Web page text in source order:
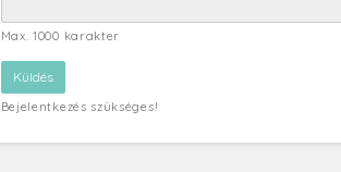
Max. 1000 karakter
Bejelentkezés szükséges!